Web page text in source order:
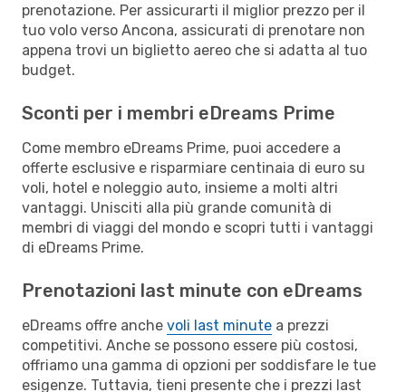
prenotazione. Per assicurarti il miglior prezzo per il
tuo volo verso Ancona, assicurati di prenotare non
appena trovi un biglietto aereo che si adatta al tuo
budget.
Sconti per i membri eDreams Prime
Come membro eDreams Prime, puoi accedere a
offerte esclusive e risparmiare centinaia di euro su
voli, hotel e noleggio auto, insieme a molti altri
vantaggi. Unisciti alla più grande comunità di
membri di viaggi del mondo e scopri tutti i vantaggi
di eDreams Prime.
Prenotazioni last minute con eDreams
eDreams offre anche voli last minute a prezzi
competitivi. Anche se possono essere più costosi,
offriamo una gamma di opzioni per soddisfare le tue
esigenze. Tuttavia, tieni presente che i prezzi last